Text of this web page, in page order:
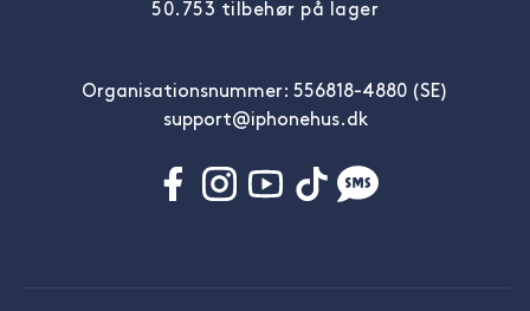
50.753 tilbehør på lager
Organisationsnummer: 556818-4880 (SE)
support@iphonehus.dk